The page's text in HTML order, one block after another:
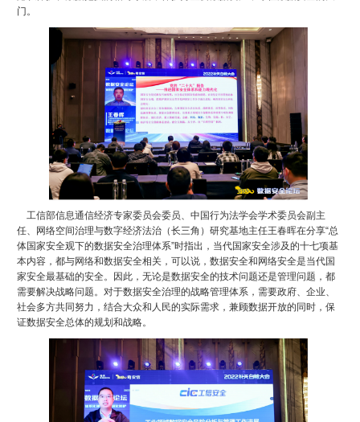
门。
工信部信息通信经济专家委员会委员、中国行为法学会学术委员会副主
任、网络空间治理与数字经济法治（长三角）研究基地主任王春晖在分享“总
体国家安全观下的数据安全治理体系”时指出，当代国家安全涉及的十七项基
本内容，都与网络和数据安全相关，可以说，数据安全和网络安全是当代国
家安全最基础的安全。因此，无论是数据安全的技术问题还是管理问题，都
需要解决战略问题。对于数据安全治理的战略管理体系，需要政府、企业、
社会多方共同努力，结合大众和人民的实际需求，兼顾数据开放的同时，保
证数据安全总体的规划和战略。